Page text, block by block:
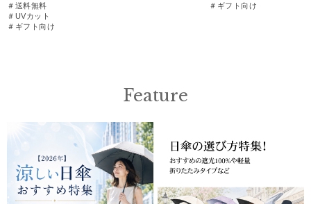
＃送料無料
＃UVカット
＃ギフト向け
＃ギフト向け
Feature